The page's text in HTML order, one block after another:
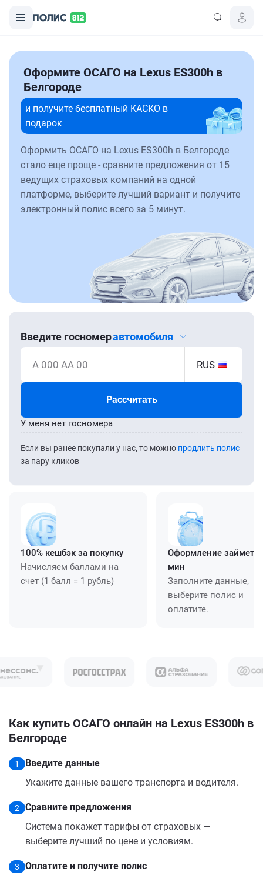
Оформите ОСАГО на Lexus ES300h в
Белгороде
и получите бесплатный КАСКО в
подарок
Оформить ОСАГО на Lexus ES300h в Белгороде
стало еще проще - сравните предложения от 15
ведущих страховых компаний на одной
платформе, выберите лучший вариант и получите
электронный полис всего за 5 минут.
Введите госномеравтомобиля
А 000 АА 00 RUS
Рассчитать
Если вы ранее покупали у нас, то можно продлить полис
за пару кликов
У меня нет госномера
100% кешбэк за покупку
Начисляем баллами на
счет (1 балл = 1 рубль)
Оформление займет
мин
Заполните данные,
выберите полис и
оплатите.
Как купить ОСАГО онлайн на Lexus ES300h в
Белгороде
1
Введите данные
Укажите данные вашего транспорта и водителя.
2
Сравните предложения
Система покажет тарифы от страховых —
выберите лучший по цене и условиям.
3
Оплатите и получите полис